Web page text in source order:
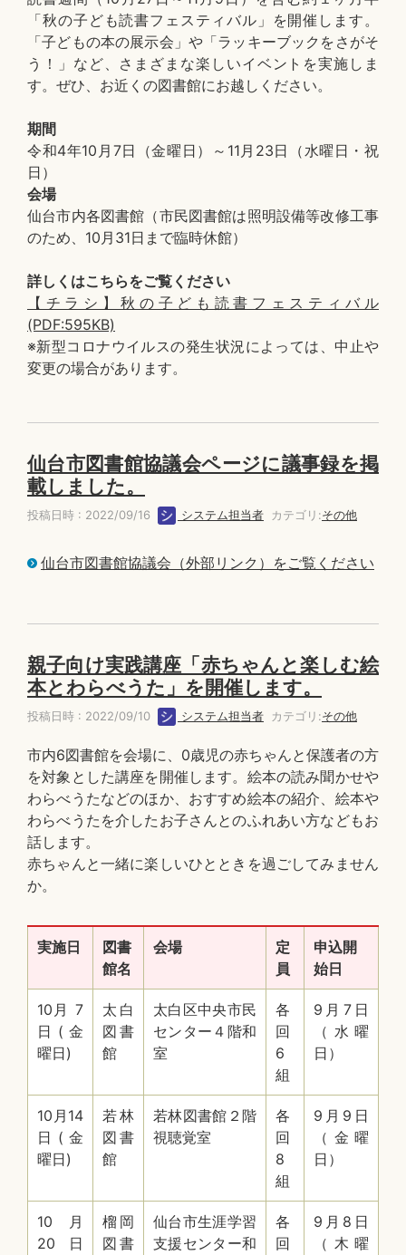
「秋の子ども読書フェスティバル」を開催します。
「子どもの本の展示会」や「ラッキーブックをさがそ
う！」など、さまざまな楽しいイベントを実施しま
す。ぜひ、お近くの図書館にお越しください。
期間
令和4年10月7日（金曜日）～11月23日（水曜日・祝
日）
会場
仙台市内各図書館（市民図書館は照明設備等改修工事
のため、10月31日まで臨時休館）
詳しくはこちらをご覧ください
【チラシ】秋の子ども読書フェスティバル
(PDF:595KB)
※新型コロナウイルスの発生状況によっては、中止や
変更の場合があります。
仙台市図書館協議会ページに議事録を掲
載しました。
投稿日時 : 2022/09/16 システム担当者 カテゴリ:その他
仙台市図書館協議会（外部リンク）をご覧ください
親子向け実践講座「赤ちゃんと楽しむ絵
本とわらべうた」を開催します。
投稿日時 : 2022/09/10 システム担当者 カテゴリ:その他
市内6図書館を会場に、0歳児の赤ちゃんと保護者の方
を対象とした講座を開催します。絵本の読み聞かせや
わらべうたなどのほか、おすすめ絵本の紹介、絵本や
わらべうたを介したお子さんとのふれあい方などもお
話します。
赤ちゃんと一緒に楽しいひとときを過ごしてみません
か。
実施日
図書
館名
会場
定
員
申込開
始日
10月 7
日(金
曜日)
太白
図書
館
太白区中央市民
センター４階和
室
各
回
6
組
9月7日
（水曜
日）
10月14
日(金
曜日)
若林
図書
館
若林図書館２階
視聴覚室
各
回
8
組
9月9日
（金曜
日）
10月
20日
榴岡
図書
仙台市生涯学習
支援センター和
各
回
9月8日
（木曜